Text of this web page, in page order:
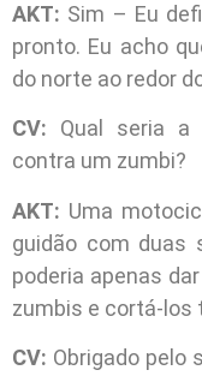
AKT: Sim – Eu
pronto. Eu acho
do norte ao redor
CV: Qual seria a
contra um zumbi?
AKT: Uma
guidão com duas
poderia apenas
zumbis e cortá-los
CV: Obrigado pelo